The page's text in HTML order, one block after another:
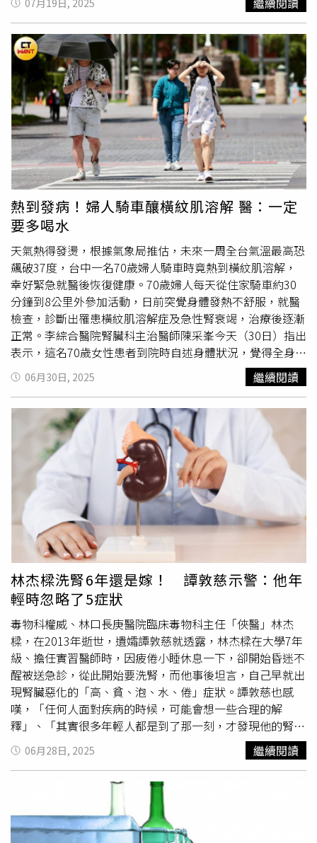
潛藏著更嚴重的健康危機，也就是幽門螺旋桿菌感染。他根
據2025年《Nature Medicine》發表的研究指出，全球2008
至2017年間出生的年輕人中，預計將有1560萬人罹患胃
癌，其中76%的病例與幽門螺旋桿菌感染有關。更令人擔憂
的是，這些未來可能發生的胃癌病例有2/3集中在亞洲地
區，而部分非高盛行率國家如非洲，由於人口結構變化，胃
癌人數甚至可能增長6倍。張家銘表示，這份研究再次提醒
我們，預防幽門螺旋桿菌感染應成為全球公共衛生的優先事
項，尤其在年輕族群中推行「檢查與根除」計畫，將是改變
未來癌症趨勢的關鍵。 幽門螺旋桿菌對人體的影響遠比表
面症狀更為深遠。張家銘強調，它不僅可能導致胃痛、腹脹
等不適，更可能逐步引發胃癌。這種細菌通過多種機制破壞
胃部健康，從慢性發炎到基因損傷，每一步都在為癌症創造
條件。 張家銘解釋，人體的免疫系統在對抗幽門螺旋桿菌
時會啟動發炎反應，但若感染持續，這種慢性發炎將使細胞
逐漸失控。幽門螺旋桿菌的CagA蛋白會激活NF-κB發炎路
徑，使胃部長期處於發炎狀態，進而損傷細胞並抑制抑癌基
因的功能。這種持續的損傷最終可能導致細胞異常增生，甚
至癌變。 張家銘續稱，幽門螺旋桿菌還會干擾細胞內關鍵
的信號傳導路徑。例如，它可能操控Wnt/β-catenin路徑，
使原本調控細胞生長的機制轉變為癌幹細胞的生成引擎。同
時，PI3K/AKT/mTOR路徑的異常活化可能讓細胞獲得抗凋
亡和轉移的能力，而Hippo-YAP路徑的失調則進一步加速細
胞增生。這些變化共同形成一個促進癌變的惡性循環。 更
嚴重的是，幽門螺旋桿菌誘發的慢性發炎會導致DNA損傷。
活性氧的過量產生可能破壞DNA結構，尤其是關鍵的p53抑
癌基因。張家銘警告，一旦p53功能喪失，細胞將失去修復
與凋亡的機制，長期累積的基因突變最終可能演變為癌症。
此外，幽門螺旋桿菌還會破壞胃黏膜的屏障功能，使細胞間
的緊密連接鬆動，增加有害物質滲透和癌細胞擴散的風險。
預防幽門螺旋桿菌感染需從日常生活做起，張家銘指出，飲
食衛生是關鍵，避免共用餐具、飲用未煮沸的水或食用生冷
食物可降低感染風險。若家人已確診感染，其他成員也應接
受檢查，以阻斷家庭內的傳播。保持規律作息、均衡飲食和
適度運動有助於增強免疫力，減少感染機會。 對於高風險
族群，如胃癌家族史、胃潰瘍病史或長期消化不良者，張家
銘提醒，定期接受幽門螺旋桿菌檢測至關重要。常用的檢測
方法包括尿素呼氣試驗、糞便抗原檢測和胃鏡檢查。一旦確
診感染，抗生素與胃藥的聯合治療能有效根除細菌，大幅降
低胃癌風險。 張家銘也補充，幽門螺旋桿菌感染雖是胃癌
的重要風險因素，但透過早期檢測和治療，完全可以避免其
長期危害。從個人衛生習慣到定期健康檢查，每一步都是預
防胃癌的關鍵。與其等待症狀出現，不如主動出擊，從源頭
阻斷這條通往癌症的道路。
07月19日, 2025
熱到發病！婦人騎車釀橫紋肌溶解 醫：一定
要多喝水
天氣熱得發燙，根據氣象局推估，未來一周全台氣溫最高恐
飆破37度，台中一名70歲婦人騎車時竟熱到橫紋肌溶解，
幸好緊急就醫後恢復健康。70歲婦人每天從住家騎車約30
分鐘到8公里外參加活動，日前突覺身體發熱不舒服，就醫
檢查，診斷出罹患橫紋肌溶解症及急性腎衰竭，治療後逐漸
正常。李綜合醫院腎臟科主治醫師陳采峯今天（30日）指出
表示，這名70歲女性患者到院時自述身體狀況，覺得全身熱
熱的，同時也覺得麻，外觀看患者腳部水腫，進一步抽血檢
查發現，血液中肌酸激酶、肌酸酐、
氮數值皆飆高，診
斷罹患橫紋肌溶解症及急性腎衰竭。70歲婦人表示，有一天
參加活動後，身體覺得不舒服，本來不以為意，一開始原本
只有手腳感到麻麻的，後來愈來愈嚴重，變成全身都麻、還
熱熱，所以感覺就醫。陳采峯指出，天氣熱激烈運動又喝水
不足，可能導致橫紋肌溶解症或急性腎衰竭。他建議，最好
減少大熱天做戶外運動，如果身體出現肌肉疼痛、無力、僵
硬，以及尿量減少、尿液呈現深色，就有可能罹患橫紋肌溶
解症。有慢性腎臟病的患者，更容易發生橫紋肌溶解症及急
性腎衰竭。陳采峯說，這名婦人罹患第四期腎臟病，腎臟功
能只剩下不到正常的三分之一，在天熱少喝水、脫水的狀況
下，誘發病症。醫師提醒，天氣熱激烈運動又喝水不足，可
能導致橫紋肌溶解症或急性腎衰竭。最近天氣持續高溫，不
論是坐在冷氣房或是在室外活動，一定要隨時補充水分，不
要讓身體處於缺水的狀態。
06月30日, 2025 繼續閱讀
林杰樑洗腎6年還是嫁！ 譚敦慈示警：他年
輕時忽略了5症狀
毒物科權威、林口長庚醫院臨床毒物科主任「俠醫」林杰
樑，在2013年逝世，遺孀譚敦慈就透露，林杰樑在大學7年
級、擔任實習醫師時，因疲倦小睡休息一下，卻開始昏迷不
醒被送急診，從此開始要洗腎，而他事後坦言，自己早就出
現腎臟惡化的「高、貧、泡、水、倦」症狀。譚敦慈也感
嘆，「任何人面對疾病的時候，可能會想一些合理的解
釋」、「其實很多年輕人都是到了那一刻，才發現他的腎臟
壞掉了」。譚敦慈日前在節目《新聞挖挖哇》上分享，林杰
樑的腎臟病並不是先天性的，他覺得有可能有2個原因，分
別是重金屬及抗生素。譚敦慈說，首先他們是嘉義朴子人，
很早的時候就有自來水，早年自來水管是鉛管，而鉛管可能
釋放出重金屬；其次，林杰樑以前感冒時，會施打抗生素，
他覺得可能是抗生素使用不當，造成他的腎臟問題譚敦慈表
06月28日, 2025 繼續閱讀